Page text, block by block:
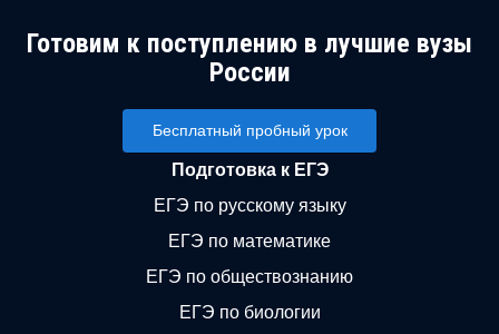
Готовим к поступлению в лучшие вузы
России
Бесплатный пробный урок
Подготовка к ЕГЭ
ЕГЭ по русскому языку
ЕГЭ по математике
ЕГЭ по обществознанию
ЕГЭ по биологии